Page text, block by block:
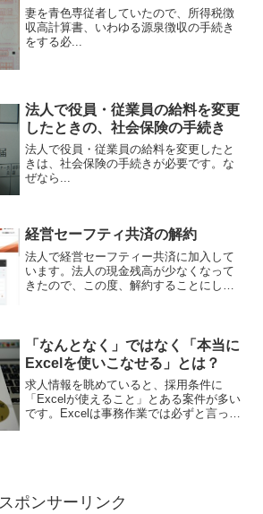
妻を青色専従者していたので、所得税徴
収高計算書、いわゆる源泉徴収の手続き
をする必...
法人で役員・従業員の給料を変更
したときの、社会保険の手続き
法人で役員・従業員の給料を変更したと
きは、社会保険の手続きが必要です。な
ぜなら...
経営セーフティ共済の解約
法人で経営セーフティー共済に加入して
います。法人の現金残高が少なくなって
きたので、この度、解約することにしま
「なんとなく」ではなく「本当に
Excelを使いこなせる」とは？
求人情報を眺めていると、採用条件に
「Excelが使えること」とある案件が多い
です。Excelは事務作業では必ずと言って
スポンサーリンク